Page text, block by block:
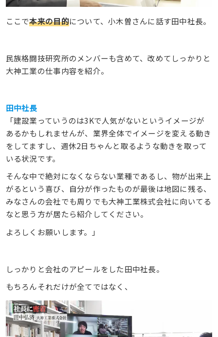
ここで本来の目的について、小木曽さんに話す田中社長。
民族格闘技研究所のメンバーも含めて、改めてしっかりと
大神工業の仕事内容を紹介。
田中社長
「建設業っていうのは3Kで人気がないというイメージが
あるかもしれませんが、業界全体でイメージを変える動き
をしてますし、週休2日ちゃんと取るような動きを取って
いる状況です。
そんな中で絶対になくならない業種であるし、物が出来上
がるという喜び、自分が作ったものが最後は地図に残る、
みなさんの会社でも周りでも大神工業株式会社に向いてる
なと思う方が居たら紹介してください。
よろしくお願いします。」
しっかりと会社のアピールをした田中社長。
もちろんそれだけが全てではなく、